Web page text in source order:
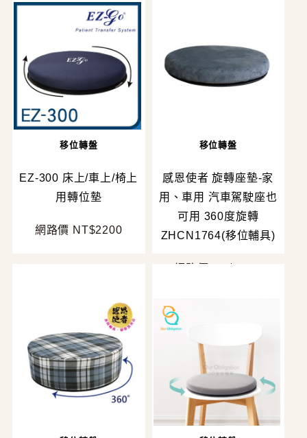
移位轉盤
EZ-300 床上/車上/椅上
用轉位墊
網路價 NT$2200
移位轉盤
感恩使者 旋轉座墊-家
用、車用 汽車駕駛座也
可用 360度旋轉
ZHCN1764(移位輔具)